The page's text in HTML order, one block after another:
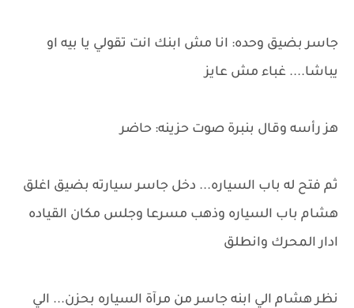
جاسر بضيق وحده: انا مش ابنك انت تقولي يا بيه او
يباشا.... غباء مش عايز
هز رأسه وقال بنبرة صوت حزينه: حاضر
ثم فتح له باب السياره... دخل جاسر سيارته بضيق اغلق
هشام باب السياره وذهب مسرعا وجلس مكان القياده
ادار المحرك وانطلق
نظر هشام الي ابنه جاسر من مرآة السياره بحزن... الي